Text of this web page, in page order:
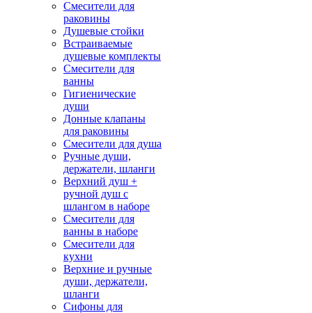
Смесители для
раковины
Душевые стойки
Встраиваемые
душевые комплекты
Смесители для
ванны
Гигиенические
души
Донные клапаны
для раковины
Смесители для душа
Ручные души,
держатели, шланги
Верхний душ +
ручной душ с
шлангом в наборе
Смесители для
ванны в наборе
Смесители для
кухни
Верхние и ручные
души, держатели,
шланги
Сифоны для